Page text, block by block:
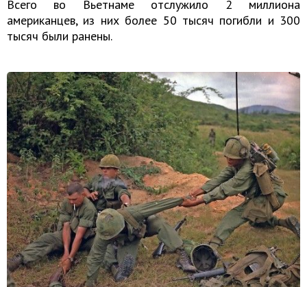
Всего во Вьетнаме отслужило 2 миллиона
американцев, из них более 50 тысяч погибли и 300
тысяч были ранены.